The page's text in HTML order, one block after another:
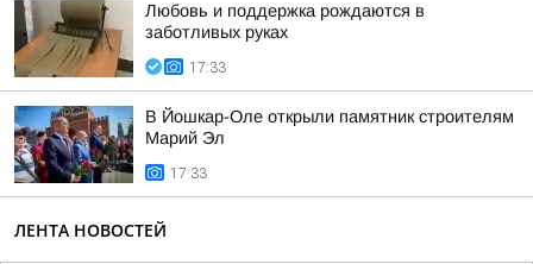
Любовь и поддержка рождаются в
заботливых руках
17:33
В Йошкар-Оле открыли памятник строителям
Марий Эл
17:33
ЛЕНТА НОВОСТЕЙ